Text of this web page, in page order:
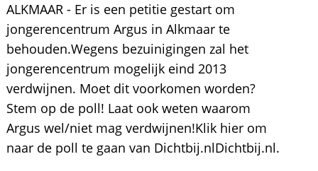
ALKMAAR - Er is een petitie gestart om
jongerencentrum Argus in Alkmaar te
behouden.Wegens bezuinigingen zal het
jongerencentrum mogelijk eind 2013
verdwijnen. Moet dit voorkomen worden?
Stem op de poll! Laat ook weten waarom
Argus wel/niet mag verdwijnen!Klik hier om
naar de poll te gaan van Dichtbij.nlDichtbij.nl.